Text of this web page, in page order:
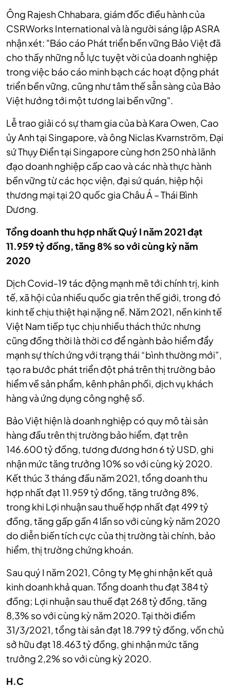
Ông Rajesh Chhabara, giám đốc điều hành của
CSRWorks International và là người sáng lập ASRA
nhận xét: "Báo cáo Phát triển bền vững Bảo Việt đã
cho thấy những nỗ lực tuyệt vời của doanh nghiệp
trong việc báo cáo minh bạch các hoạt động phát
triển bền vững, cũng như tâm thế sẵn sàng của Bảo
Việt hướng tới một tương lai bền vững".
Lễ trao giải có sự tham gia của bà Kara Owen, Cao
ủy Anh tại Singapore, và ông Niclas Kvarnström, Đại
sứ Thụy Điển tại Singapore cùng hơn 250 nhà lãnh
đạo doanh nghiệp cấp cao và các nhà thực hành
bền vững từ các học viện, đại sứ quán, hiệp hội
thương mại tại 20 quốc gia Châu Á – Thái Bình
Dương.
Tổng doanh thu hợp nhất Quý I năm 2021 đạt
11.959 tỷ đồng, tăng 8% so với cùng kỳ năm
2020
Dịch Covid-19 tác động mạnh mẽ tới chính trị, kinh
tế, xã hội của nhiều quốc gia trên thế giới, trong đó
kinh tế chịu thiệt hại nặng nề. Năm 2021, nền kinh tế
Việt Nam tiếp tục chịu nhiều thách thức nhưng
cũng đồng thời là thời cơ để ngành bảo hiểm đẩy
mạnh sự thích ứng với trạng thái “bình thường mới”,
tạo ra bước phát triển đột phá trên thị trường bảo
hiểm về sản phẩm, kênh phân phối, dịch vụ khách
hàng và ứng dụng công nghệ số.
Bảo Việt hiện là doanh nghiệp có quy mô tài sản
hàng đầu trên thị trường bảo hiểm, đạt trên
146.600 tỷ đồng, tương đương hơn 6 tỷ USD, ghi
nhận mức tăng trưởng 10% so với cùng kỳ 2020.
Kết thúc 3 tháng đầu năm 2021, tổng doanh thu
hợp nhất đạt 11.959 tỷ đồng, tăng trưởng 8%,
trong khi Lợi nhuận sau thuế hợp nhất đạt 499 tỷ
đồng, tăng gấp gần 4 lần so với cùng kỳ năm 2020
do diễn biến tích cực của thị trường tài chính, bảo
hiểm, thị trường chứng khoán.
Sau quý I năm 2021, Công ty Mẹ ghi nhận kết quả
kinh doanh khả quan. Tổng doanh thu đạt 384 tỷ
đồng; Lợi nhuận sau thuế đạt 268 tỷ đồng, tăng
8,3% so với cùng kỳ năm 2020. Tại thời điểm
31/3/2021, tổng tài sản đạt 18.799 tỷ đồng, vốn chủ
sở hữu đạt 18.463 tỷ đồng, ghi nhận mức tăng
trưởng 2,2% so với cùng kỳ 2020.
H.C